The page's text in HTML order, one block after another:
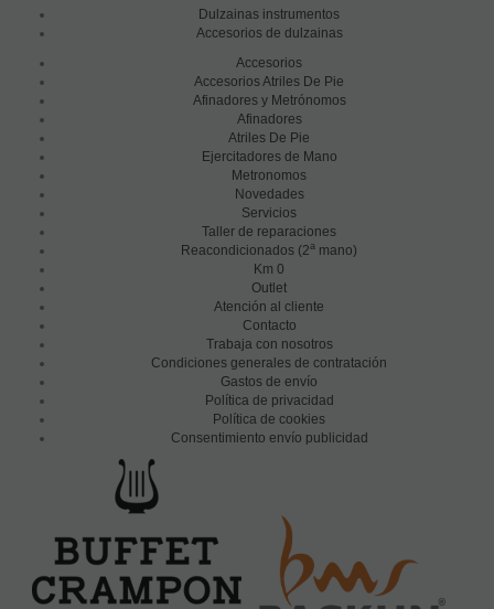
Dulzainas instrumentos
Accesorios de dulzainas
Accesorios
Accesorios Atriles De Pie
Afinadores y Metrónomos
Afinadores
Atriles De Pie
Ejercitadores de Mano
Metronomos
Novedades
Servicios
Taller de reparaciones
Reacondicionados (2a mano)
Km 0
Outlet
Atención al cliente
Contacto
Trabaja con nosotros
Condiciones generales de contratación
Gastos de envío
Política de privacidad
Política de cookies
Consentimiento envío publicidad